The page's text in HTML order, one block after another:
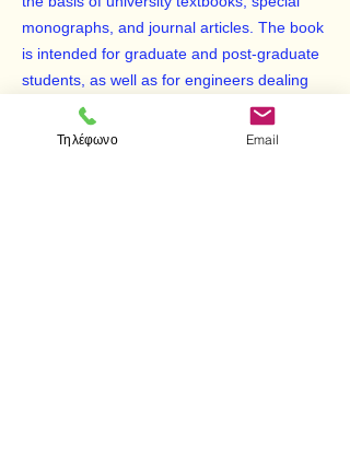
monographs, and journal articles. The book
is intended for graduate and post-graduate
students, as well as for engineers dealing
with practical applications of crystals. It has
been translated into German and French.
Τηλέφωνο Email